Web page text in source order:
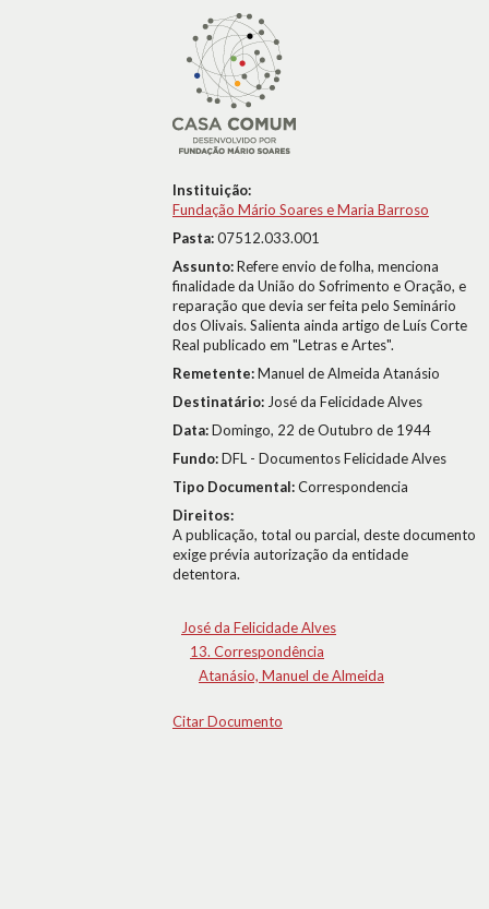
Instituição:
Fundação Mário Soares e Maria Barroso
Pasta:07512.033.001
Assunto:Refere envio de folha, menciona
finalidade da União do Sofrimento e Oração, e
reparação que devia ser feita pelo Seminário
dos Olivais. Salienta ainda artigo de Luís Corte
Real publicado em "Letras e Artes".
Remetente:Manuel de Almeida Atanásio
Destinatário: José da Felicidade Alves
Data:Domingo, 22 de Outubro de 1944
Fundo:DFL - Documentos Felicidade Alves
Tipo Documental:Correspondencia
Direitos:
A publicação, total ou parcial, deste documento
exige prévia autorização da entidade
detentora.
José da Felicidade Alves
13. Correspondência
Atanásio, Manuel de Almeida
Citar Documento